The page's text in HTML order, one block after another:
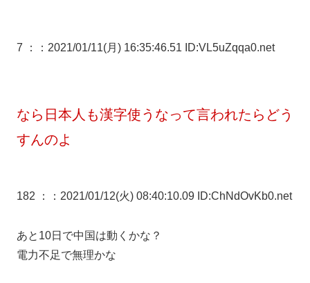
7 ： ：2021/01/11(月) 16:35:46.51 ID:VL5uZqqa0.net
なら日本人も漢字使うなって言われたらどう
すんのよ
182 ： ：2021/01/12(火) 08:40:10.09 ID:ChNdOvKb0.net
あと10日で中国は動くかな？
電力不足で無理かな